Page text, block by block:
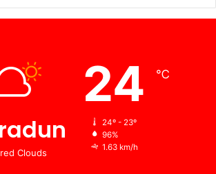
Clouds
24 ℃
24º - 23º
96%
1.63 km/h